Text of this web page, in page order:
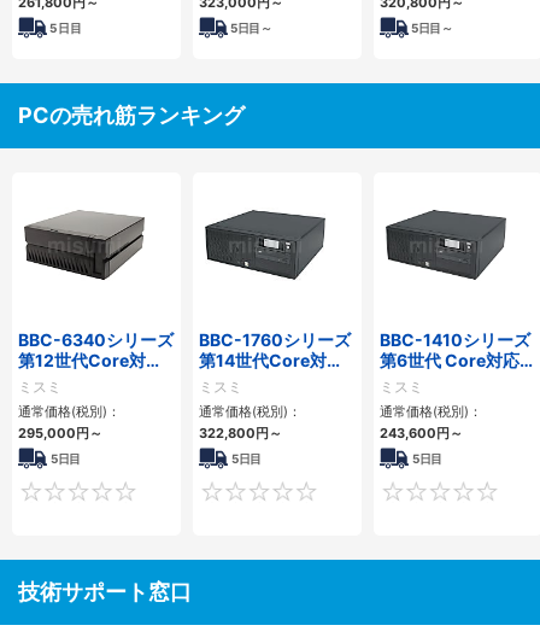
5日目 5日目～ 5日目～
PCの売れ筋ランキング
BBC-6340シリーズ
第12世代Core対応
小型フロアマウント
PC2PCI/2PCIe
ミスミ
通常価格(税別)：
295,000円～
5日目
0
BBC-1760シリーズ
第14世代Core対応
小型フロアマウント
3PCIe
ミスミ
通常価格(税別)：
322,800円～
5日目
0
BBC-1410シリーズ
第6世代 Core対応フ
ロアマウントFAPC
3PCI・3PCIe
ミスミ
通常価格(税別)：
243,600円～
5日目
技術サポート窓口